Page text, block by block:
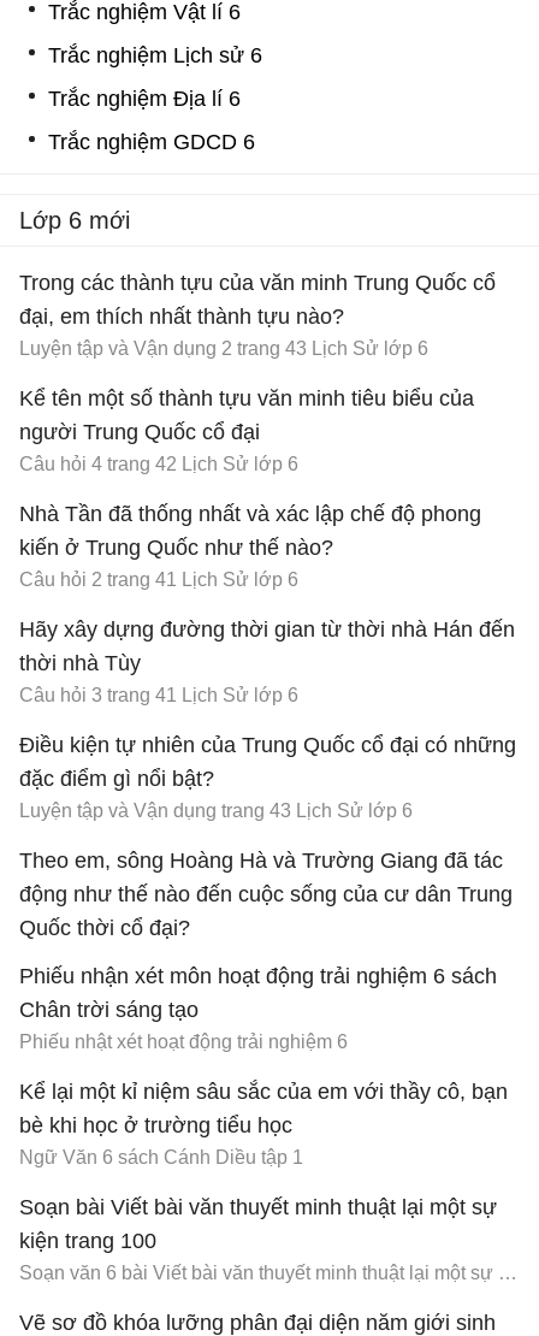
Trắc nghiệm Vật lí 6
Trắc nghiệm Lịch sử 6
Trắc nghiệm Địa lí 6
Trắc nghiệm GDCD 6
Lớp 6 mới
Trong các thành tựu của văn minh Trung Quốc cổ
đại, em thích nhất thành tựu nào?
Luyện tập và Vận dụng 2 trang 43 Lịch Sử lớp 6
Kể tên một số thành tựu văn minh tiêu biểu của
người Trung Quốc cổ đại
Câu hỏi 4 trang 42 Lịch Sử lớp 6
Nhà Tần đã thống nhất và xác lập chế độ phong
kiến ở Trung Quốc như thế nào?
Câu hỏi 2 trang 41 Lịch Sử lớp 6
Hãy xây dựng đường thời gian từ thời nhà Hán đến
thời nhà Tùy
Câu hỏi 3 trang 41 Lịch Sử lớp 6
Điều kiện tự nhiên của Trung Quốc cổ đại có những
đặc điểm gì nổi bật?
Luyện tập và Vận dụng trang 43 Lịch Sử lớp 6
Theo em, sông Hoàng Hà và Trường Giang đã tác
động như thế nào đến cuộc sống của cư dân Trung
Quốc thời cổ đại?
Phiếu nhận xét môn hoạt động trải nghiệm 6 sách
Chân trời sáng tạo
Phiếu nhật xét hoạt động trải nghiệm 6
Kể lại một kỉ niệm sâu sắc của em với thầy cô, bạn
bè khi học ở trường tiểu học
Ngữ Văn 6 sách Cánh Diều tập 1
Soạn bài Viết bài văn thuyết minh thuật lại một sự
kiện trang 100
Soạn văn 6 bài Viết bài văn thuyết minh thuật lại một sự kiện trang 100 Cánh Diều
Vẽ sơ đồ khóa lưỡng phân đại diện năm giới sinh